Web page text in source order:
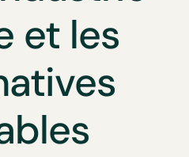
et les